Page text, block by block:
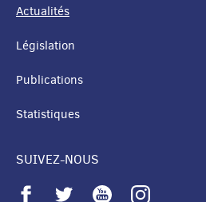
Actualités
Législation
Publications
Statistiques
SUIVEZ-NOUS